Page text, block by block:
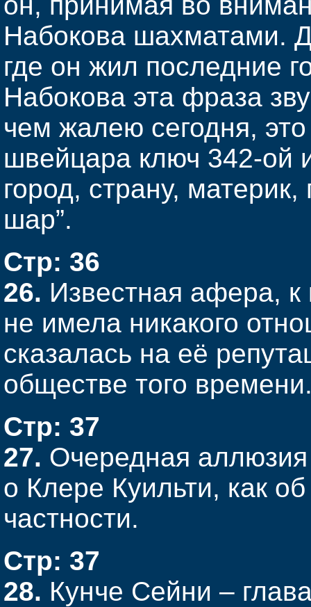
Набокова шахматами.
где он жил последние
Набокова эта фраза
чем жалею сегодня,
швейцара ключ 342-ой
город, страну,
шар”.
Стр: 36
26. Известная афера,
не имела никакого
сказалась на её
обществе того
Стр: 37
27. Очередная аллюзия
о Клере Куильти, как
частности.
Стр: 37
28. Кунче Сейни –